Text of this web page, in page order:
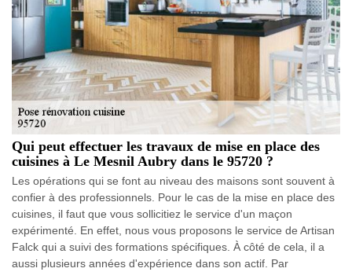
Qui peut effectuer les travaux de mise en place des
cuisines à Le Mesnil Aubry dans le 95720 ?
Les opérations qui se font au niveau des maisons sont souvent à
confier à des professionnels. Pour le cas de la mise en place des
cuisines, il faut que vous sollicitiez le service d'un maçon
expérimenté. En effet, nous vous proposons le service de Artisan
Falck qui a suivi des formations spécifiques. À côté de cela, il a
aussi plusieurs années d'expérience dans son actif. Par